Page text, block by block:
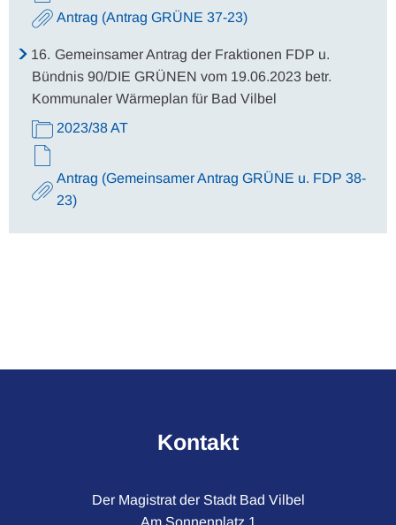
Antrag (Antrag GRÜNE 37-23)
16. Gemeinsamer Antrag der Fraktionen FDP u.
Bündnis 90/DIE GRÜNEN vom 19.06.2023 betr.
Kommunaler Wärmeplan für Bad Vilbel
2023/38 AT
Antrag (Gemeinsamer Antrag GRÜNE u. FDP 38-
23)
Kontakt
Der Magistrat der Stadt Bad Vilbel
Am Sonnenplatz 1